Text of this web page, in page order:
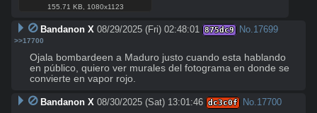
155.71 KB, 1080x1123
Bandanon X 08/29/2025 (Fri) 02:48:01 875dc9 No. 17699
>>17700
Ojala bombardeen a Maduro justo cuando esta hablando
en público, quiero ver murales del fotograma en donde se
convierte en vapor rojo.
Bandanon X 08/30/2025 (Sat) 13:01:46 dc3c0f No. 17700